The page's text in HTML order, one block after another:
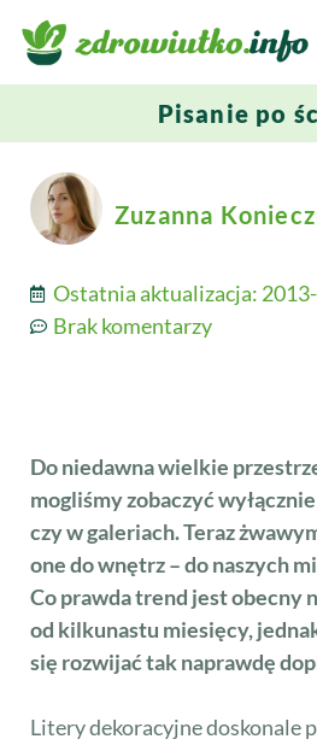
Pisanie po
Zuzanna
Ostatnia aktualizacja:
Brak komentarzy
Do niedawna wielkie
mogliśmy zobaczyć
czy w galeriach. Teraz
one do wnętrz – do naszych
Co prawda trend jest obecny
od kilkunastu miesięcy,
się rozwijać tak naprawdę
Litery dekoracyjne doskonale